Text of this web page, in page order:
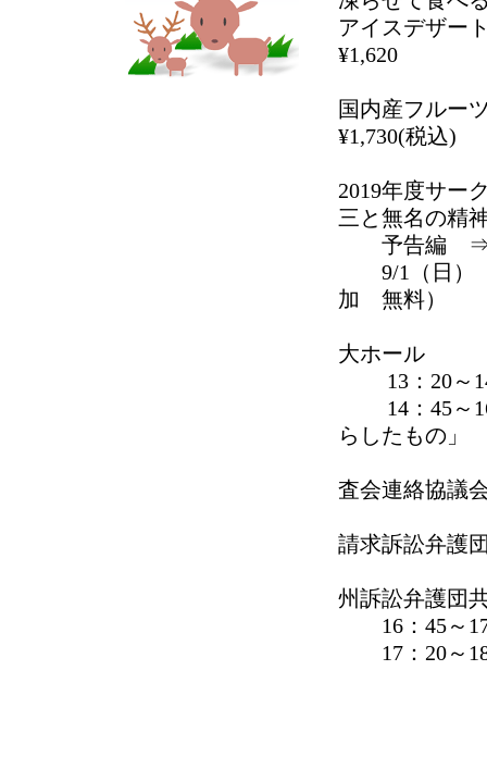
アイスデザー
¥1,620
国内産フルー
¥1,730(税込)
2019年度サ
三と無名の精
予告編 ⇒
9/1（日）
加 無料）
大ホール
13：20～
14：45～16
らしたもの」
査会連絡協
請求訴訟弁護
州訴訟弁護団
16：45～
17：20～18